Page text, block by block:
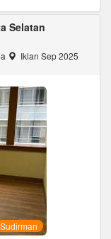
Selatan
Iklan Sep 2025